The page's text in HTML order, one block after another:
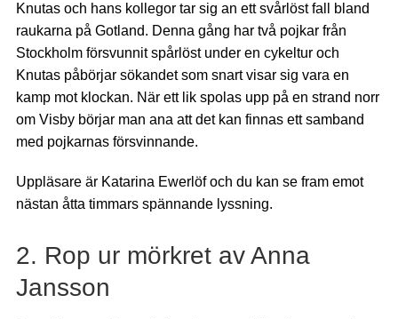
Knutas och hans kollegor tar sig an ett svårlöst fall bland
raukarna på Gotland. Denna gång har två pojkar från
Stockholm försvunnit spårlöst under en cykeltur och
Knutas påbörjar sökandet som snart visar sig vara en
kamp mot klockan. När ett lik spolas upp på en strand norr
om Visby börjar man ana att det kan finnas ett samband
med pojkarnas försvinnande.
Uppläsare är Katarina Ewerlöf och du kan se fram emot
nästan åtta timmars spännande lyssning.
2. Rop ur mörkret av Anna
Jansson